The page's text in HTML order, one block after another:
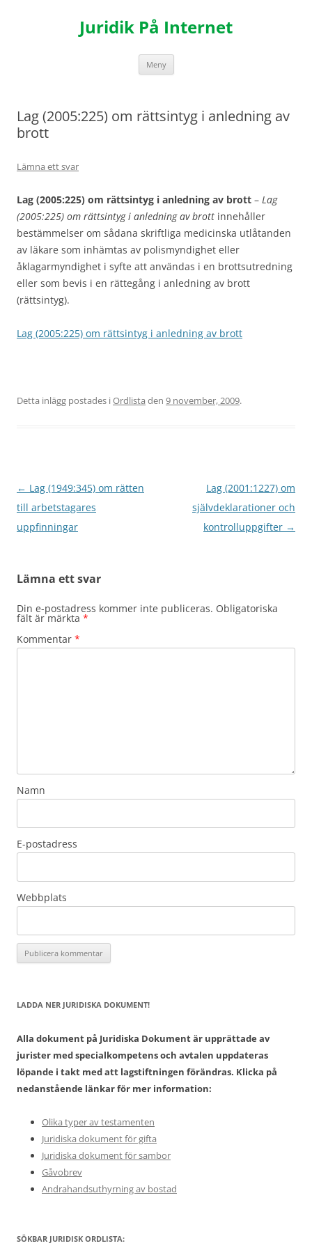
Juridik På Internet
Meny
Lag (2005:225) om rättsintyg i anledning av
brott
Lämna ett svar
Lag (2005:225) om rättsintyg i anledning av brott – Lag
(2005:225) om rättsintyg i anledning av brott innehåller
bestämmelser om sådana skriftliga medicinska utlåtanden
av läkare som inhämtas av polismyndighet eller
åklagarmyndighet i syfte att användas i en brottsutredning
eller som bevis i en rättegång i anledning av brott
(rättsintyg).
Lag (2005:225) om rättsintyg i anledning av brott
Detta inlägg postades iOrdlista den 9 november, 2009.
Inläggsnavigering
← Lag (1949:345) om rätten
till arbetstagares
uppfinningar
Lag (2001:1227) om
självdeklarationer och
kontrolluppgifter →
Lämna ett svar
Din e-postadress kommer inte publiceras. Obligatoriska
fält är märkta *
Kommentar *
Namn
E-postadress
Webbplats
LADDA NER JURIDISKA DOKUMENT!
Alla dokument på Juridiska Dokument är upprättade av
jurister med specialkompetens och avtalen uppdateras
löpande i takt med att lagstiftningen förändras. Klicka på
nedanstående länkar för mer information:
Olika typer av testamenten
Juridiska dokument för gifta
Juridiska dokument för sambor
Gåvobrev
Andrahandsuthyrning av bostad
SÖKBAR JURIDISK ORDLISTA: